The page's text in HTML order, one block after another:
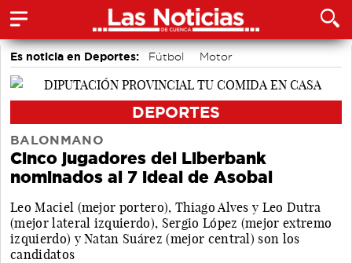
Es noticia en Deportes: Fútbol
Motor
Bolos conquenses
DEPORTES
BALONMANO
Cinco jugadores del Liberbank
nominados al 7 ideal de Asobal
Leo Maciel (mejor portero), Thiago Alves y Leo Dutra
(mejor lateral izquierdo), Sergio López (mejor extremo
izquierdo) y Natan Suárez (mejor central) son los
candidatos